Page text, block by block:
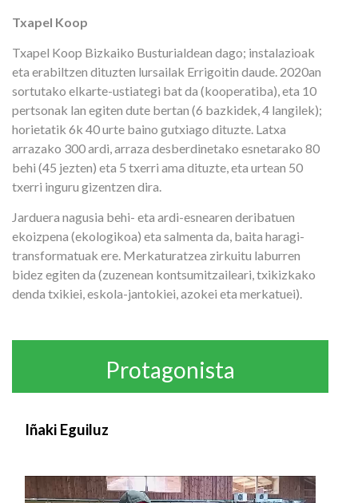
Txapel Koop
Txapel Koop Bizkaiko Busturialdean dago; instalazioak
eta erabiltzen dituzten lursailak Errigoitin daude. 2020an
sortutako elkarte-ustiategi bat da (kooperatiba), eta 10
pertsonak lan egiten dute bertan (6 bazkidek, 4 langilek);
horietatik 6k 40 urte baino gutxiago dituzte. Latxa
arrazako 300 ardi, arraza desberdinetako esnetarako 80
behi (45 jezten) eta 5 txerri ama dituzte, eta urtean 50
txerri inguru gizentzen dira.
Jarduera nagusia behi- eta ardi-esnearen deribatuen
ekoizpena (ekologikoa) eta salmenta da, baita haragi-
transformatuak ere. Merkaturatzea zirkuitu laburren
bidez egiten da (zuzenean kontsumitzaileari, txikizkako
denda txikiei, eskola-jantokiei, azokei eta merkatuei).
Protagonista
Iñaki Eguiluz